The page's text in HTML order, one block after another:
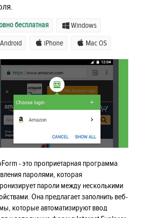
бесплатная Windows
Android iPhone Mac OS
- это проприетарная программа
паролями, которая
пароли между несколькими
Она предлагает заполнить веб-
которые автоматизируют ввод